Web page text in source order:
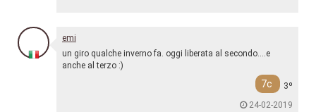
emi
un giro qualche inverno fa. oggi liberata al secondo....e
anche al terzo :)
7c
3º
24-02-2019